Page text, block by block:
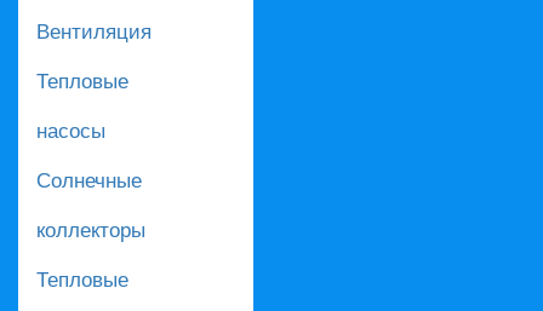
Вентиляция
Тепловые
насосы
Солнечные
коллекторы
Тепловые